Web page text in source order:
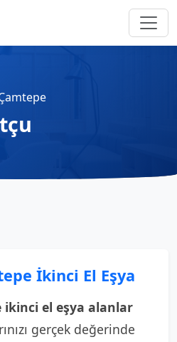
İkinci El Eşya
ikinci el eşya alanlar
gerçek değerinde